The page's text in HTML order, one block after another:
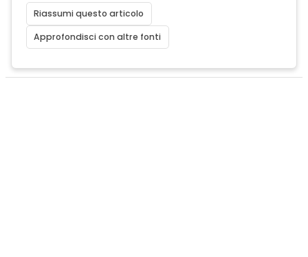
Riassumi questo articolo
Approfondisci con altre fonti